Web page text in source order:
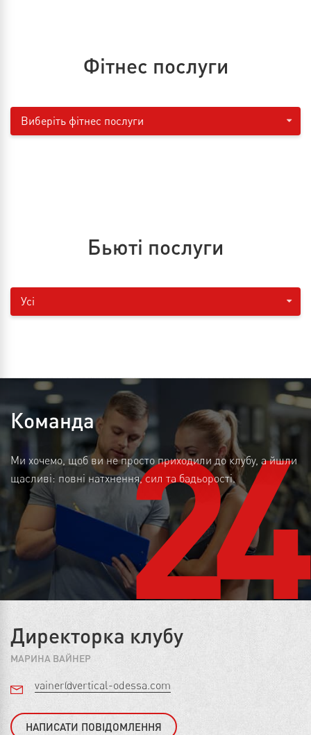
Фітнес послуги
Виберіть фітнес послуги
Бьюті послуги
Усі
Команда
Ми хочемо, щоб ви не просто приходили до клубу, а йшли
щасливі: повні натхнення, сил та бадьорості.
24
Директорка клубу
МАРИНА ВАЙНЕР
vainer@vertical-odessa.com
НАПИСАТИ ПОВІДОМЛЕННЯ